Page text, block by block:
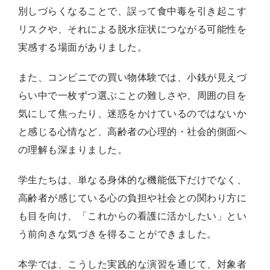
別しづらくなることで、誤って食中毒を引き起こす
リスクや、それによる脱水症状につながる可能性を
実感する場面がありました。
また、コンビニでの買い物体験では、小銭が見えづ
らい中で一枚ずつ選ぶことの難しさや、周囲の目を
気にして焦ったり、迷惑をかけているのではないか
と感じる心情など、高齢者の心理的・社会的側面へ
の理解も深まりました。
学生たちは、単なる身体的な機能低下だけでなく、
高齢者が感じている心の負担や社会との関わり方に
も目を向け、「これからの看護に活かしたい」とい
う前向きな気づきを得ることができました。
本学では、こうした実践的な演習を通じて、対象者